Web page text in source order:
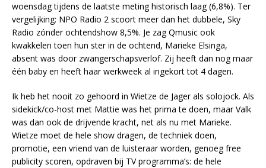
woensdag tijdens de laatste meting historisch laag (6,8%). Ter
vergelijking: NPO Radio 2 scoort meer dan het dubbele, Sky
Radio zónder ochtendshow 8,5%. Je zag Qmusic ook
kwakkelen toen hun ster in de ochtend, Marieke Elsinga,
absent was door zwangerschapsverlof. Zij heeft dan nog maar
één baby en heeft haar werkweek al ingekort tot 4 dagen.
Ik heb het nooit zo gehoord in Wietze de Jager als solojock. Als
sidekick/co-host met Mattie was het prima te doen, maar Valk
was dan ook de drijvende kracht, net als nu met Marieke.
Wietze moet de hele show dragen, de techniek doen,
promotie, een vriend van de luisteraar worden, genoeg free
publicity scoren, opdraven bij TV programma’s: de hele